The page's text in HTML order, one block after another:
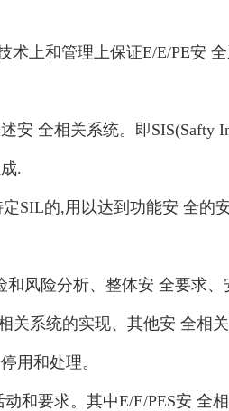
上和管理上保证E/E/PE安
全相关系统。即SIS(Safty
.
SIL的,用以达到功能安 全
风险分析、整体安 全要求
关系统的实现、其他安 全相
用和处理。
和要求。其中E/E/PES安 全